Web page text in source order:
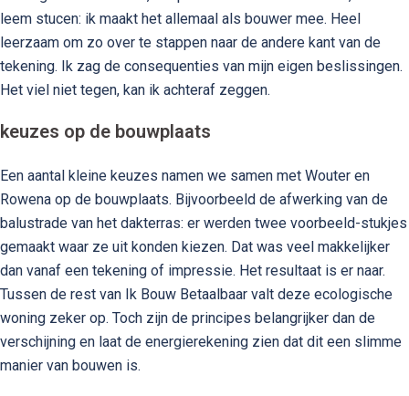
leem stucen: ik maakt het allemaal als bouwer mee. Heel
leerzaam om zo over te stappen naar de andere kant van de
tekening. Ik zag de consequenties van mijn eigen beslissingen.
Het viel niet tegen, kan ik achteraf zeggen.
keuzes op de bouwplaats
Een aantal kleine keuzes namen we samen met Wouter en
Rowena op de bouwplaats. Bijvoorbeeld de afwerking van de
balustrade van het dakterras: er werden twee voorbeeld-stukjes
gemaakt waar ze uit konden kiezen. Dat was veel makkelijker
dan vanaf een tekening of impressie. Het resultaat is er naar.
Tussen de rest van Ik Bouw Betaalbaar valt deze ecologische
woning zeker op. Toch zijn de principes belangrijker dan de
verschijning en laat de energierekening zien dat dit een slimme
manier van bouwen is.